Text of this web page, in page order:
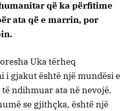
që ka përfitime
ata që e marrin, por
Uka tërheq
i gjakut është një mundësi e
ndihmuar ata në nevojë.
se gjithçka, është një